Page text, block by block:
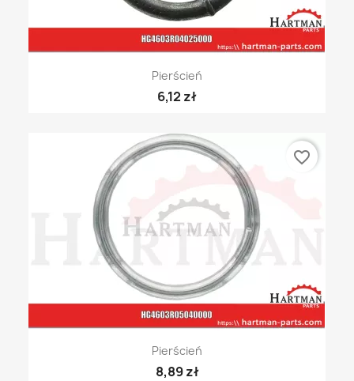
Pierścień
6,12 zł
Pierścień
8,89 zł
favorite_border